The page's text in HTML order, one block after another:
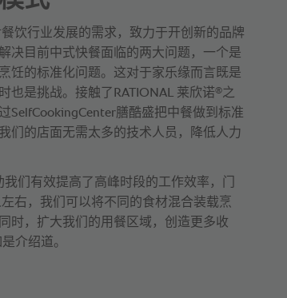
饮行业发展的需求，致力于开创新的品牌
决目前中式快餐面临的两大问题，一个是
饪的标准化问题。这对于家乐缘而言既是
也是挑战。接触了RATIONAL 莱欣诺®之
SelfCookingCenter膳酷盛把中餐做到标准
们的店面无需太多的技术人员，降低人力
们有效提高了高峰时段的工作效率，门
右，我们可以将不同的食材混合装载烹
时，扩大我们的用餐区域，创造更多收
介绍道。